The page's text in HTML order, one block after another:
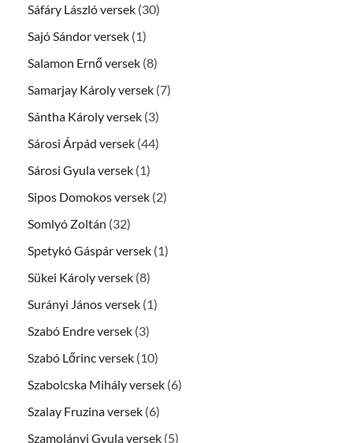
Sáfáry László versek (30)
Sajó Sándor versek (1)
Salamon Ernő versek (8)
Samarjay Károly versek (7)
Sántha Károly versek (3)
Sárosi Árpád versek (44)
Sárosi Gyula versek (1)
Sipos Domokos versek (2)
Somlyó Zoltán (32)
Spetykó Gáspár versek (1)
Sükei Károly versek (8)
Surányi János versek (1)
Szabó Endre versek (3)
Szabó Lőrinc versek (10)
Szabolcska Mihály versek (6)
Szalay Fruzina versek (6)
Szamolányi Gyula versek (5)